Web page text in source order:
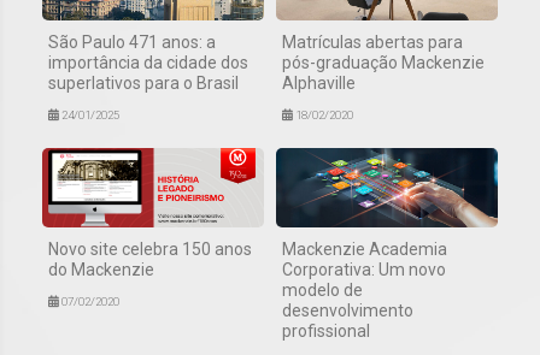
São Paulo 471 anos: a
importância da cidade dos
superlativos para o Brasil
24/01/2025
Matrículas abertas para
pós-graduação Mackenzie
Alphaville
18/02/2020
Novo site celebra 150 anos
do Mackenzie
07/02/2020
Mackenzie Academia
Corporativa: Um novo
modelo de
desenvolvimento
profissional